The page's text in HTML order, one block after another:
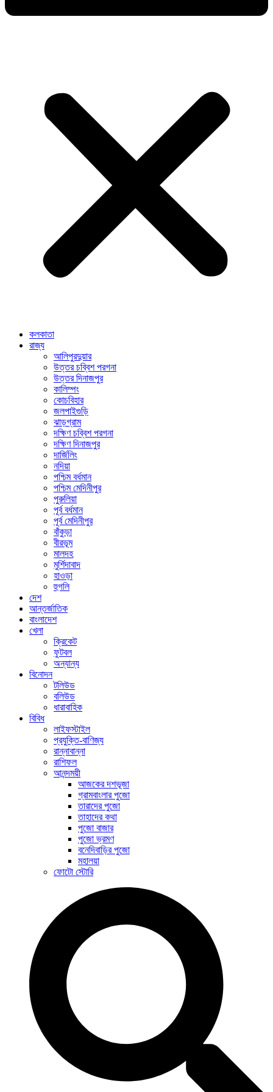
কলকাতা
রাজ্য
আলিপুরদুয়ার
উত্তর চব্বিশ পরগনা
উত্তর দিনাজপুর
কালিম্পং
কোচবিহার
জলপাইগুড়ি
ঝাড়গ্রাম
দক্ষিণ চব্বিশ পরগনা
দক্ষিণ দিনাজপুর
দার্জিলিং
নদিয়া
পশ্চিম বর্ধমান
পশ্চিম মেদিনীপুর
পুরুলিয়া
পূর্ব বর্ধমান
পূর্ব মেদিনীপুর
বাঁকুড়া
বীরভূম
মালদহ
মুর্শিদাবাদ
হাওড়া
হুগলি
দেশ
আন্তর্জাতিক
বাংলাদেশ
খেলা
ক্রিকেট
ফুটবল
অন্যান্য
বিনোদন
টলিউড
বলিউড
ধারাবাহিক
বিবিধ
লাইফস্টাইল
প্রযুক্তি-বাণিজ্য
রান্নাবান্না
রাশিফল
আনন্দময়ী
আজকের দশভূজা
গ্রামবাংলার পুজো
তারাদের পুজো
তাহাদের কথা
পুজো বাজার
পুজো ভ্রমণ
বনেদিবাড়ির পুজো
মহালয়া
ফোটো স্টোরি